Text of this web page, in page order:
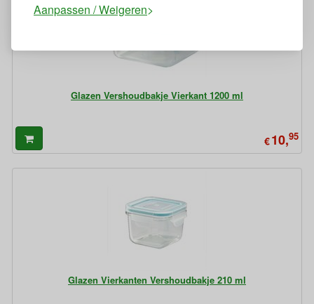
Aanpassen / Weigeren
Glazen Vershoudbakje Vierkant 1200 ml
€10,95
Glazen Vierkanten Vershoudbakje 210 ml